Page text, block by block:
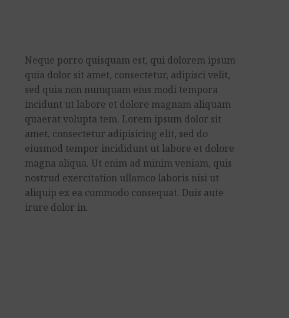
Neque porro quisquam est, qui dolorem ipsum
quia dolor sit amet, consectetur, adipisci velit,
sed quia non numquam eius modi tempora
incidunt ut labore et dolore magnam aliquam
quaerat volupta tem. Lorem ipsum dolor sit
amet, consectetur adipisicing elit, sed do
eiusmod tempor incididunt ut labore et dolore
magna aliqua. Ut enim ad minim veniam, quis
nostrud exercitation ullamco laboris nisi ut
aliquip ex ea commodo consequat. Duis aute
irure dolor in.